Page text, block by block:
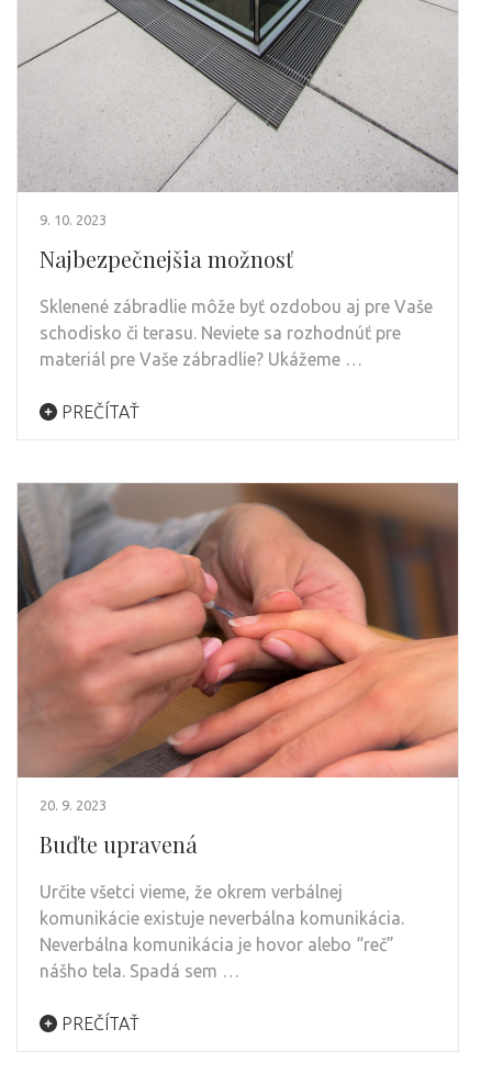
9. 10. 2023
Najbezpečnejšia možnosť
Sklenené zábradlie môže byť ozdobou aj pre Vaše
schodisko či terasu. Neviete sa rozhodnúť pre
materiál pre Vaše zábradlie? Ukážeme …
PREČÍTAŤ
20. 9. 2023
Buďte upravená
Určite všetci vieme, že okrem verbálnej
komunikácie existuje neverbálna komunikácia.
Neverbálna komunikácia je hovor alebo “reč”
nášho tela. Spadá sem …
PREČÍTAŤ